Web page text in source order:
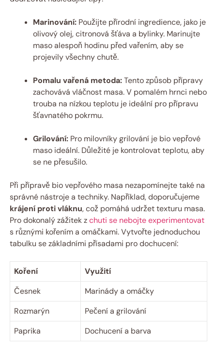
Marinování: Použijte přírodní ingredience, ⁣jako⁤ je
olivový olej, citronová šťáva a bylinky. Marinujte
maso ‍alespoň hodinu před‍ vařením, aby ‌se
projevily všechny ‌chutě.
Pomalu ⁤vařená metoda:Tento způsob přípravy
zachovává vláčnost masa. V pomalém hrnci nebo
trouba na ‌nízkou teplotu je ideální pro přípravu
šťavnatého pokrmu.
Grilování: Pro ⁤milovníky grilování je bio vepřové⁢
maso ideální. Důležité je kontrolovat teplotu, aby
‌se‌ ne přesušilo.
Při přípravě bio vepřového ⁣masa⁢ nezapomínejte také na
správné⁤ nástroje⁣ a techniky. Například, doporučujeme
krájení proti ⁤vláknu, což pomáhá udržet⁢ texturu⁤ masa.
Pro⁤ dokonalý zážitek zchuti se nebojte experimentovat
s různými kořením⁢ a omáčkami. Vytvořte jednoduchou
tabulku⁤ se základními‍ přísadami pro dochucení:
Koření
Využití
Česnek
Marinády a omáčky
Rozmarýn
Pečení⁢ a⁢ grilování
Paprika
Dochucení a barva